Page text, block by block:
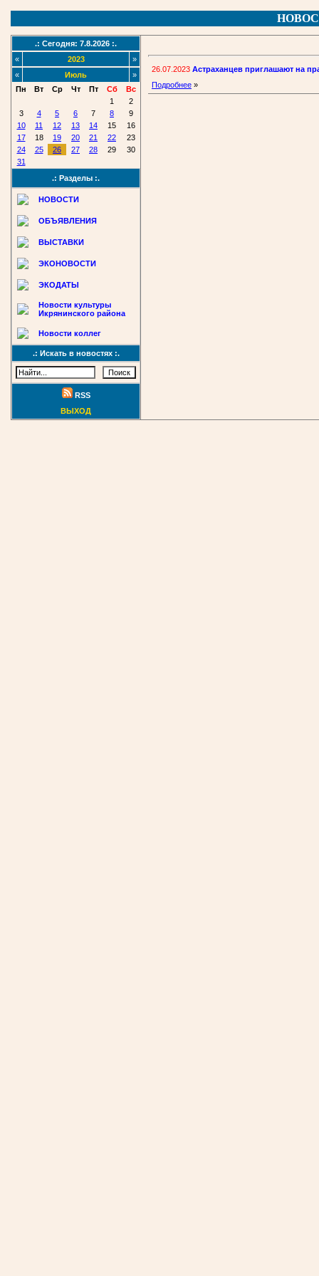
.: Сегодня: 7.8.2026 :.
«
2023
»
«
Июль
»
Пн
Вт Ср Чт Пт Сб
Вс
1
2
3
4 5 6 7 8
9
10
11 12 13 14 15
16
17
18 19 20 21 22
23
24
25 26 27 28 29
30
31
.: Разделы :.
НОВОСТИ
ОБЪЯВЛЕНИЯ
ВЫСТАВКИ
ЭКОНОВОСТИ
ЭКОДАТЫ
Новости культуры
Икрянинского района
Новости коллег
.: Искать в новостях :.
RSS
ВЫХОД
26.07.2023 Астраханцев приглашают на
Подробнее »